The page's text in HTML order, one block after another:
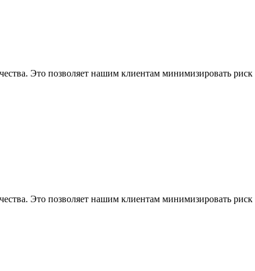
Это позволяет нашим клиентам минимизировать
Это позволяет нашим клиентам минимизировать